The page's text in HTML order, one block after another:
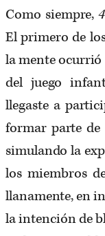
Como siempre,
El primero de
la mente ocurrió
del juego
llegaste a
formar parte de
simulando la
los miembros
llanamente, en
la intención de